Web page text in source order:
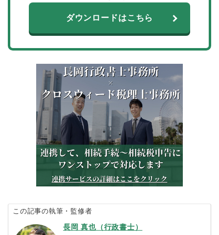
ダウンロードはこちら
この記事の執筆・監修者
長岡 真也（行政書士）